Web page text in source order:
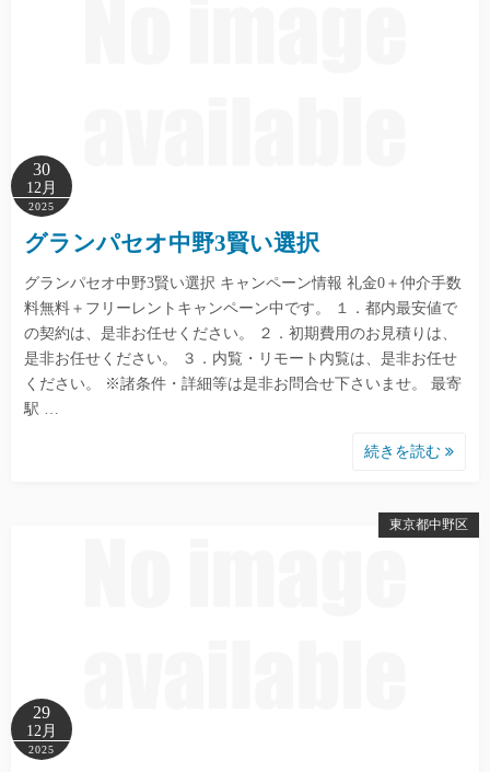
30
12月
2025
グランパセオ中野3賢い選択
グランパセオ中野3賢い選択 キャンペーン情報 礼金0＋仲介手数
料無料＋フリーレントキャンペーン中です。 １．都内最安値で
の契約は、是非お任せください。 ２．初期費用のお見積りは、
是非お任せください。 ３．内覧・リモート内覧は、是非お任せ
ください。 ※諸条件・詳細等は是非お問合せ下さいませ。 最寄
駅 …
続きを読む
東京都中野区
29
12月
2025